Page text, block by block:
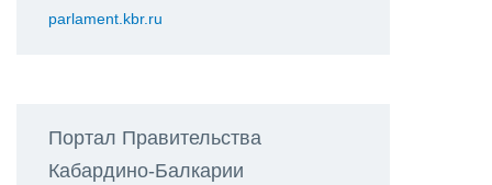
parlament.kbr.ru
Портал Правительства
Кабардино-Балкарии